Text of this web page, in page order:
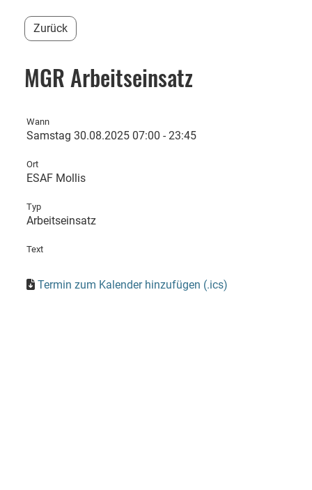
Zurück
MGR Arbeitseinsatz
Wann
Samstag 30.08.2025 07:00 - 23:45
Ort
ESAF Mollis
Typ
Arbeitseinsatz
Text
Termin zum Kalender hinzufügen (.ics)